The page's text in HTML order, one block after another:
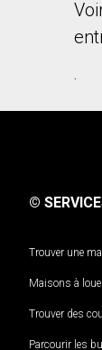
.
©
Trouver une
Maisons à
Trouver des
Parcourir les